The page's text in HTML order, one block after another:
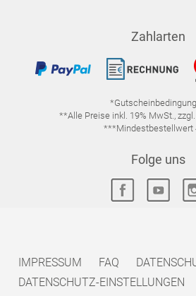
Zahlarten
**Alle Preise inkl. 19% MwSt.,
***Mindestbestellwert
Folge uns
IMPRESSUM FAQ
DATENSCHUTZ-EINSTELLUNGEN